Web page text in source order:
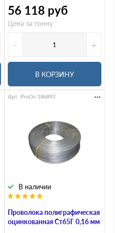
56 118 руб
Цена за тонну
- +
В КОРЗИНУ
Проволока полиграфическая
оцинкованная Ст65Г 0,16 мм
В наличии
Арт. ProOc-186893